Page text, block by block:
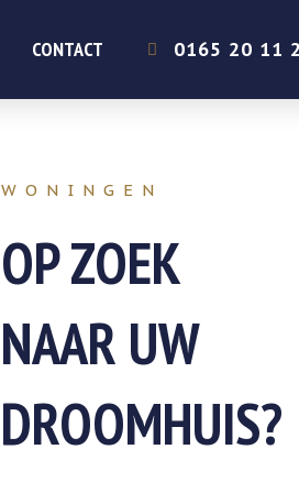
CONTACT 0165 20 11
WONINGEN
OP ZOEK
NAAR UW
DROOMHUIS?